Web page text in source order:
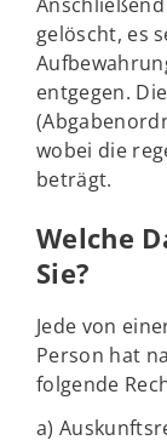
gelöscht, es
entgegen.
wobei die
beträgt.
Welche
Sie?
Jede von
Person hat
folgende
a)